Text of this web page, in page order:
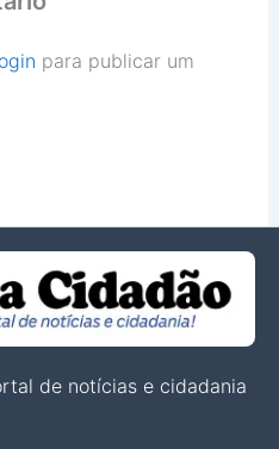
para publicar um
de notícias e cidadania